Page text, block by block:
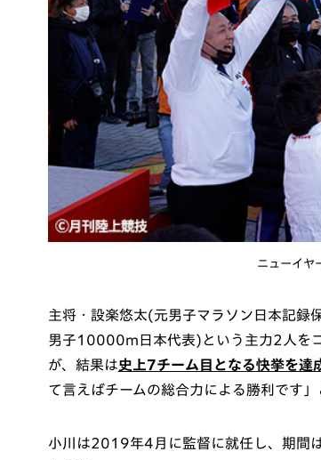
ニューイヤ
主将・設楽悠太(元男子マラソン日本記
男子10000m日本代表)という主力2人を
が、結果は史上7チーム目となる快挙を達
て言えばチームの総合力による勝利です」
小川は2019年4月に監督に就任し、期間